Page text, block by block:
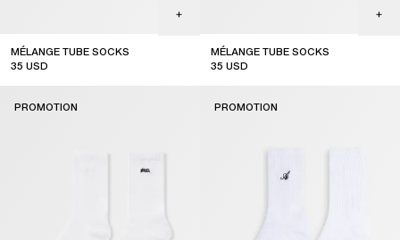
MÉLANGE TUBE SOCKS
35 USD
MÉLANGE TUBE SOCKS
35 USD
PROMOTION PROMOTION